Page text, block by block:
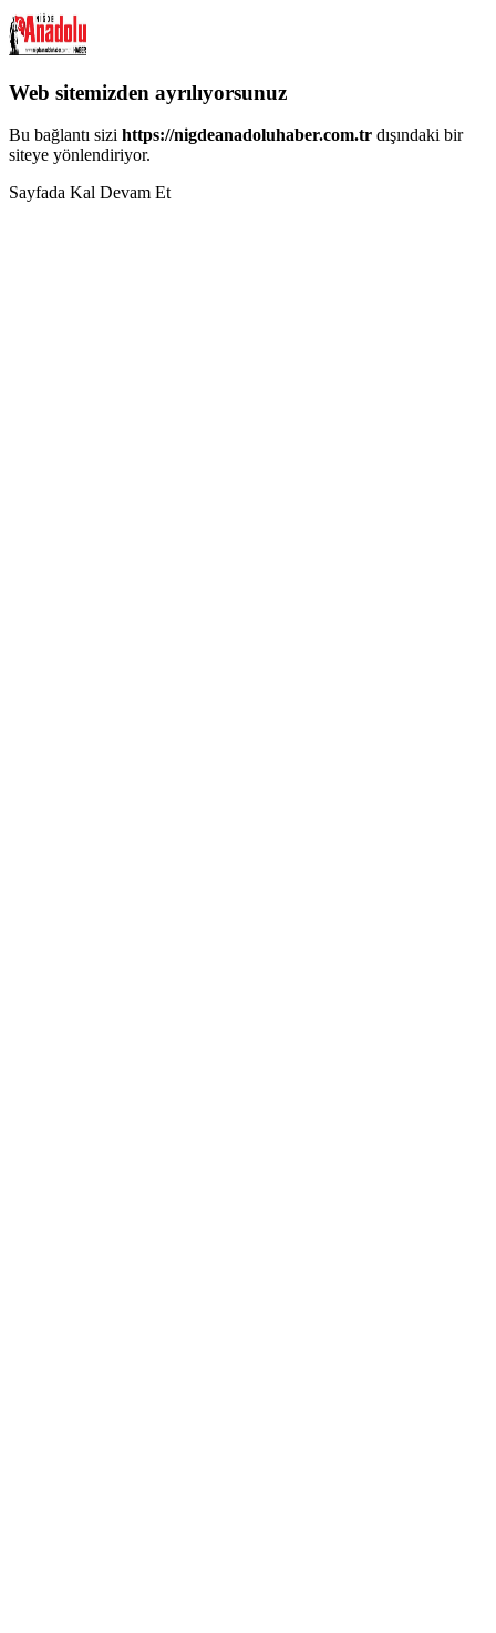
Web sitemizden ayrılıyorsunuz
Bu bağlantı sizi https://nigdeanadoluhaber.com.tr dışındaki bir
siteye yönlendiriyor.
Sayfada Kal Devam Et